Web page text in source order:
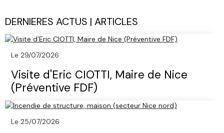
DERNIERES ACTUS | ARTICLES
Le 29/07/2026
Visite d'Eric CIOTTI, Maire de Nice
(Préventive FDF)
Le 25/07/2026